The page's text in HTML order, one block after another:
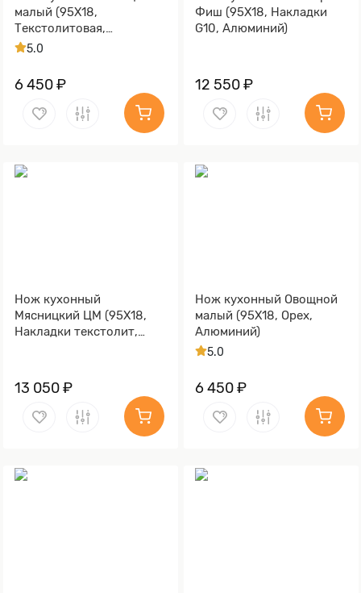
малый (95Х18,
Текстолитовая,
Алюминий)
5.0
6 450 ₽
Фиш (95Х18, Накладки
G10, Алюминий)
12 550 ₽
Нож кухонный
Мясницкий ЦМ (95Х18,
Накладки текстолит,
13 050 ₽
Нож кухонный Овощной
малый (95Х18, Орех,
Алюминий)
5.0
6 450 ₽